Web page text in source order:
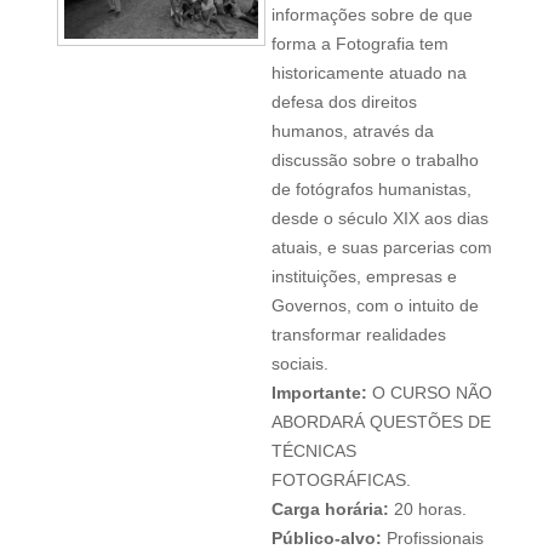
informações sobre de que
forma a Fotografia tem
historicamente atuado na
defesa dos direitos
humanos, através da
discussão sobre o trabalho
de fotógrafos humanistas,
desde o século XIX aos dias
atuais, e suas parcerias com
instituições, empresas e
Governos, com o intuito de
transformar realidades
sociais.
Importante: O CURSO NÃO
ABORDARÁ QUESTÕES DE
TÉCNICAS
FOTOGRÁFICAS.
Carga horária: 20 horas.
Público-alvo: Profissionais